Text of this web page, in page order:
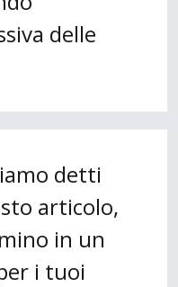
delle
detti
articolo,
in un
i tuoi